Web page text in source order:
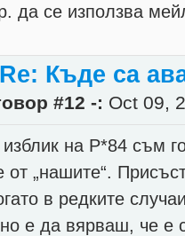
да се използва
Re: Къде са
#12 -: Oct 09,
изблик на Р*84 съм
от „нашите“.
в редките
е да вярваш, че е